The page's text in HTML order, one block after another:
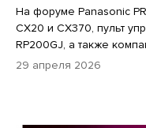
На форуме Panasonic
CX20 и CX370, пульт
RP200GJ, а также
29 апреля 2026